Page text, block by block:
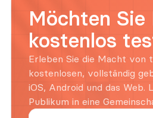
Möchten Sie
kostenlos
Erleben Sie die Macht von
kostenlosen, vollständig
iOS, Android und das Web.
Publikum in eine